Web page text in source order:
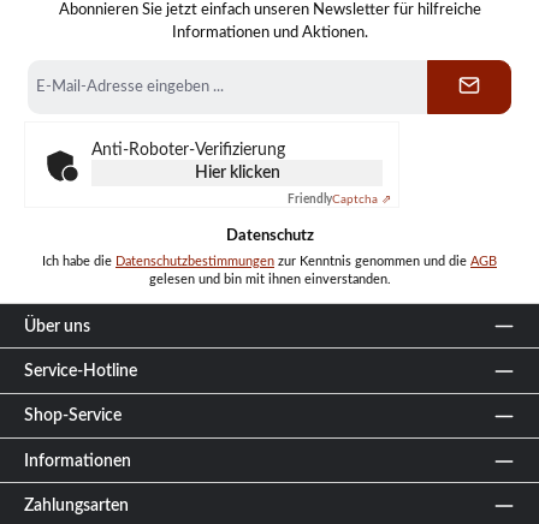
Abonnieren Sie jetzt einfach unseren Newsletter für hilfreiche
Informationen und Aktionen.
Mail-
Anti-Roboter-Verifizierung
Hier klicken
FriendlyCaptcha ⇗
Datenschutz
Ich habe die Datenschutzbestimmungen zur Kenntnis genommen und die AGB
gelesen und bin mit ihnen einverstanden.
Über uns
Service-Hotline
Shop-Service
Informationen
Zahlungsarten